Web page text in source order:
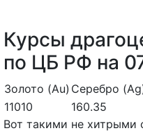
Курсы
по ЦБ РФ на
Золото (Au) Серебро
11010
160.35
Вот такими не